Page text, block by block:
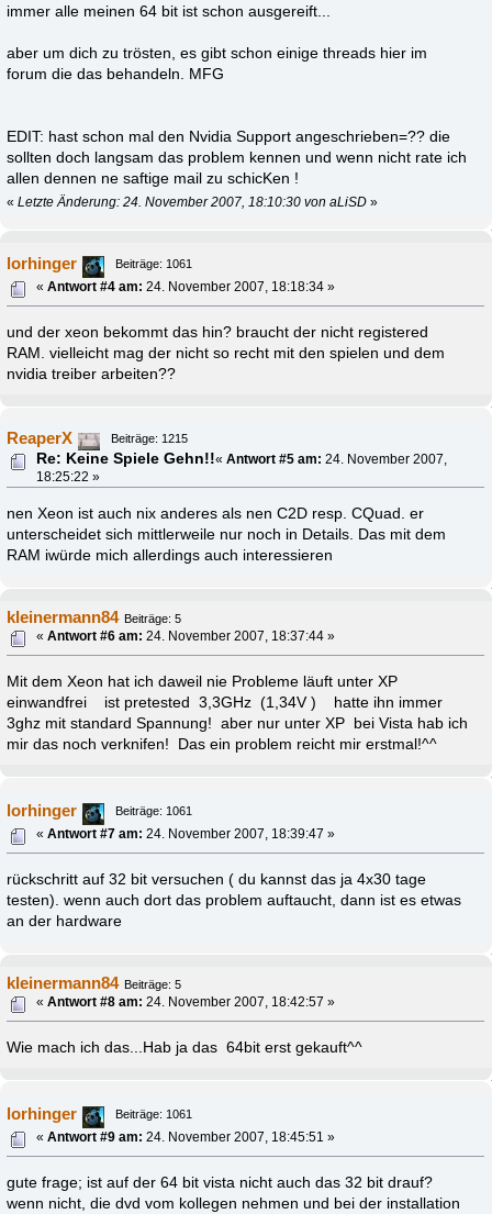
immer alle meinen 64 bit ist schon ausgereift...
aber um dich zu trösten, es gibt schon einige threads hier im
forum die das behandeln. MFG
EDIT: hast schon mal den Nvidia Support angeschrieben=?? die
sollten doch langsam das problem kennen und wenn nicht rate ich
allen dennen ne saftige mail zu schicKen !
«Letzte Änderung: 24. November 2007, 18:10:30 von aLiSD »
lorhinger
Beiträge: 1061
«Antwort #4 am: 24. November 2007, 18:18:34 »
und der xeon bekommt das hin? braucht der nicht registered
RAM. vielleicht mag der nicht so recht mit den spielen und dem
nvidia treiber arbeiten??
ReaperX Beiträge: 1215
Re: Keine Spiele Gehn!!«Antwort #5 am: 24. November 2007,
18:25:22 »
nen Xeon ist auch nix anderes als nen C2D resp. CQuad. er
unterscheidet sich mittlerweile nur noch in Details. Das mit dem
RAM iwürde mich allerdings auch interessieren
kleinermann84 Beiträge: 5
«Antwort #6 am: 24. November 2007, 18:37:44 »
Mit dem Xeon hat ich daweil nie Probleme läuft unter XP
einwandfrei ist pretested 3,3GHz (1,34V ) hatte ihn immer
3ghz mit standard Spannung! aber nur unter XP bei Vista hab ich
mir das noch verknifen! Das ein problem reicht mir erstmal!^^
lorhinger
Beiträge: 1061
«Antwort #7 am: 24. November 2007, 18:39:47 »
rückschritt auf 32 bit versuchen ( du kannst das ja 4x30 tage
testen). wenn auch dort das problem auftaucht, dann ist es etwas
an der hardware
kleinermann84 Beiträge: 5
«Antwort #8 am: 24. November 2007, 18:42:57 »
Wie mach ich das...Hab ja das 64bit erst gekauft^^
lorhinger
Beiträge: 1061
«Antwort #9 am: 24. November 2007, 18:45:51 »
gute frage; ist auf der 64 bit vista nicht auch das 32 bit drauf?
wenn nicht, die dvd vom kollegen nehmen und bei der installation